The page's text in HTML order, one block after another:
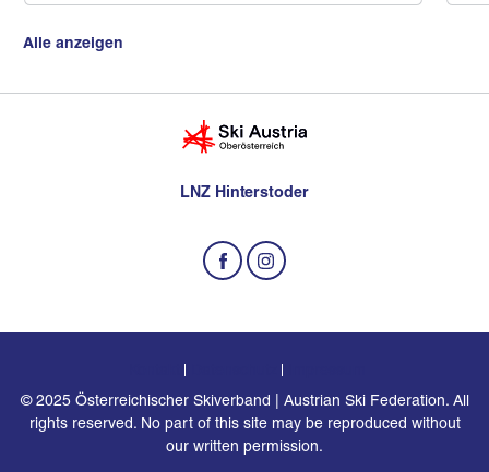
Alle anzeigen
LNZ Hinterstoder
© 2025 Österreichischer Skiverband | Austrian Ski Federation. All
rights reserved. No part of this site may be reproduced without
our written permission.